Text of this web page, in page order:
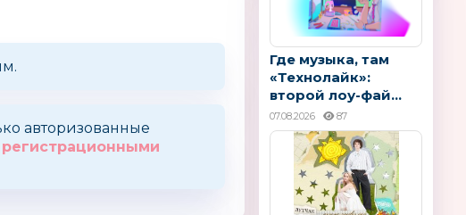
авторизованные
Где музыка, там
«Технолайк»:
второй лоу-фай...
07.08.2026 87